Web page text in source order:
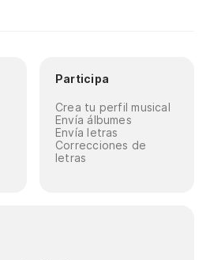
Participa
Crea tu perfil musical
Envía álbumes
Envía letras
Correcciones de
letras